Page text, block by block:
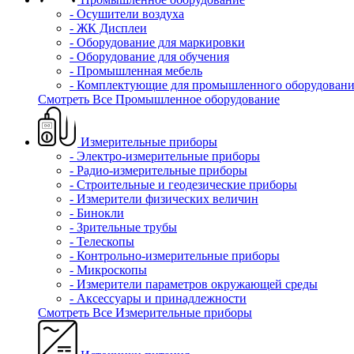
- Осушители воздуха
- ЖК Дисплеи
- Оборудование для маркировки
- Оборудование для обучения
- Промышленная мебель
- Комплектующие для промышленного
Смотреть Все Промышленное оборудование
Измерительные приборы
- Электро-измерительные приборы
- Радио-измерительные приборы
- Строительные и геодезические приборы
- Измерители физических величин
- Бинокли
- Зрительные трубы
- Телескопы
- Контрольно-измерительные приборы
- Микроскопы
- Измерители параметров окружающей среды
- Аксессуары и принадлежности
Смотреть Все Измерительные приборы